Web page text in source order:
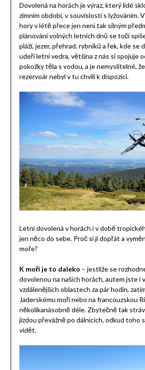
Dovolená na horách je výraz, který lidé
zimním období, v souvislosti s lyžováním.
hory v létě přece jen není tak silným
plánování volných letních dnů se točí
pláží, jezer, přehrad, rybníků a řek, kde se
udeří letní vedra, většina z nás si spojuje
pokožky těla s vodou, a je nemyslitelné,
rezervoár nebyl v tu chvíli k dispozici.
Letní dovolená v horách i v době
jen něco do sebe. Proč si ji dopřát a
moře?
K moři je to daleko – jestliže se
dovolenou na našich horách, autem jste i
vzdálenějších oblastech za pár hodin,
Jaderskému moři nebo na francouzskou
několikanásobně déle. Zbytečně tak
jízdou převážně po dálnicích, odkud toho
vidět.